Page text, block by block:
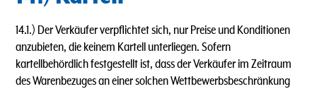
14.1.) Der Verkäufer verpflichtet sich, nur Preise und Konditionen
anzubieten, die keinem Kartell unterliegen. Sofern
kartellbehördlich festgestellt ist, dass der Verkäufer im Zeitraum
des Warenbezuges an einer solchen Wettbewerbsbeschränkung